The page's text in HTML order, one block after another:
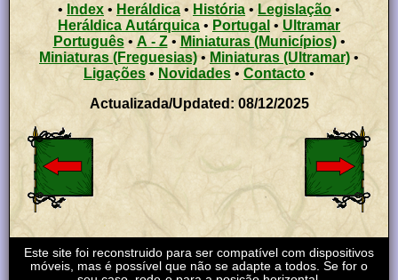
• Index • Heráldica • História • Legislação •
Heráldica Autárquica • Portugal • Ultramar
Português• A - Z•Miniaturas (Municípios)•
Miniaturas (Freguesias)• Miniaturas (Ultramar)•
Ligações • Novidades • Contacto •
Actualizada/Updated: 08/12/2025
Este site foi reconstruido para ser compatível com dispositivos
móveis, mas é possível que não se adapte a todos. Se for o